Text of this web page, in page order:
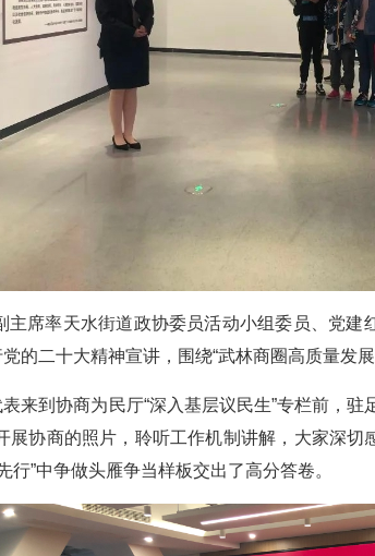
主席率天水街道政协委员活动小组委员、党
的二十大精神宣讲，围绕“武林商圈高质量发展
来到协商为民厅“深入基层议民生”专栏前，驻
展协商的照片，聆听工作机制讲解，大家深
行”中争做头雁争当样板交出了高分答卷。